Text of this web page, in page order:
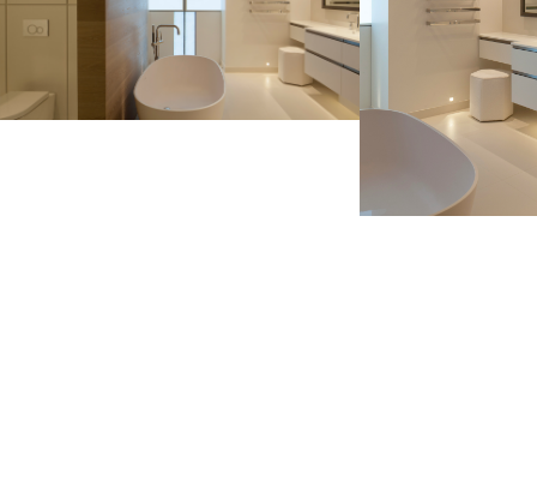
GERAL@FOURSTEEL.EU
S'ABONNER